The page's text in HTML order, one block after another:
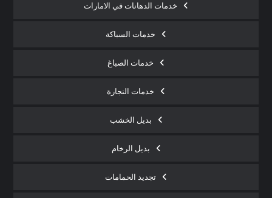
خدمات الدهانات في الامارات
خدمات السباكة
خدمات الصباغ
خدمات النجارة
بديل الخشب
بديل الرخام
تجديد الحمامات